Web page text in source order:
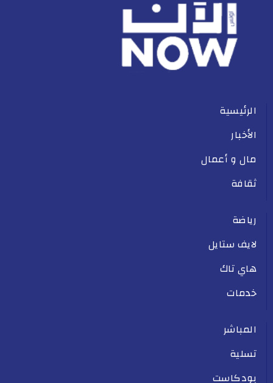
الرئيسية
الأخبار
مال و أعمال
ثقافة
رياضة
لايف ستايل
هاي تاك
خدمات
المباشر
تسلية
بودكاست